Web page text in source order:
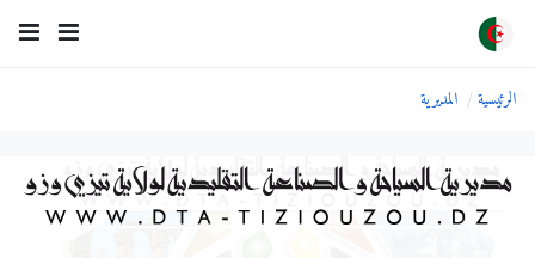
الرئيسية المديرية